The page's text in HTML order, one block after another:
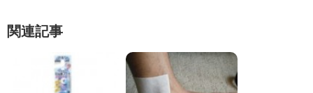
関連記事